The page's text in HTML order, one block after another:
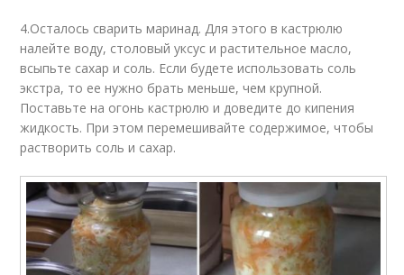
4.Осталось сварить маринад. Для этого в кастрюлю
налейте воду, столовый уксус и растительное масло,
всыпьте сахар и соль. Если будете использовать соль
экстра, то ее нужно брать меньше, чем крупной.
Поставьте на огонь кастрюлю и доведите до кипения
жидкость. При этом перемешивайте содержимое, чтобы
растворить соль и сахар.